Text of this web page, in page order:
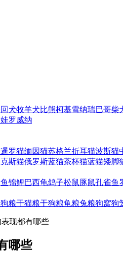
犬牧羊犬比熊柯基雪纳瑞巴哥柴
罗威纳
暹罗猫缅因猫苏格兰折耳猫波斯猫
斯猫俄罗斯蓝猫茶杯猫蓝猫矮脚
锦鲤巴西龟鸽子松鼠豚鼠孔雀鱼
粮干猫粮干狗粮龟粮兔粮狗窝狗
现都有哪些
哪些